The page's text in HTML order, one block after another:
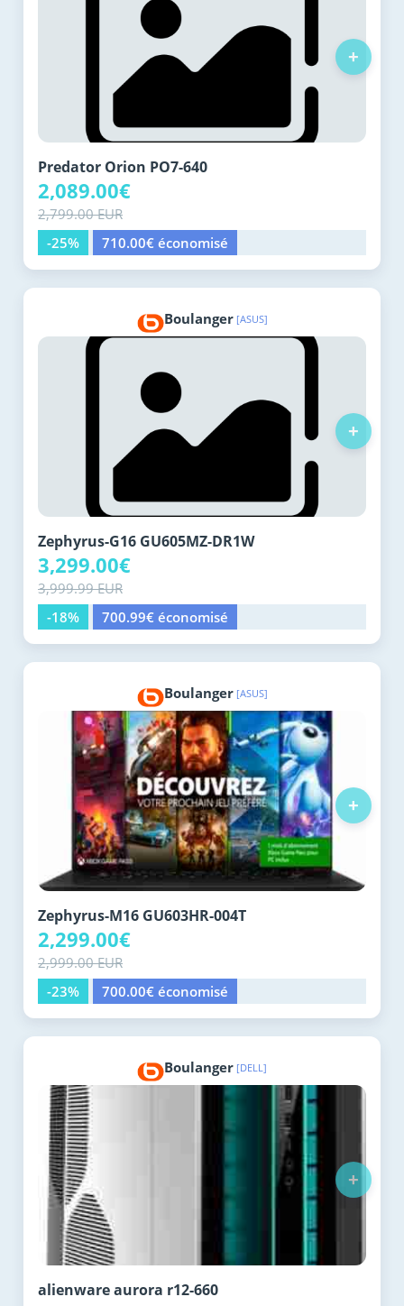
Predator Orion PO7-640
2,089.00€
2,799.00 EUR
-25%
710.00€ économisé
+
Boulanger [ASUS]
Zephyrus-G16 GU605MZ-DR1W
3,299.00€
3,999.99 EUR
-18%
700.99€ économisé
+
Boulanger [ASUS]
Zephyrus-M16 GU603HR-004T
2,299.00€
2,999.00 EUR
-23%
700.00€ économisé
+
Boulanger [DELL]
alienware aurora r12-660
+